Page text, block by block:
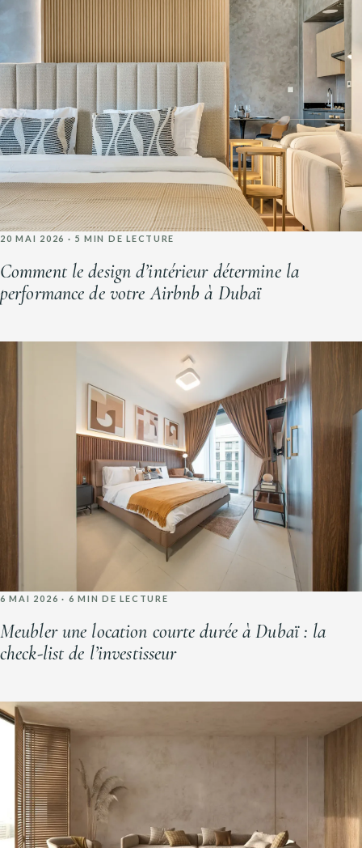
20 MAI 2026 · 5 MIN DE LECTURE
Comment le design d’intérieur détermine la
performance de votre Airbnb à Dubaï
6 MAI 2026 · 6 MIN DE LECTURE
Meubler une location courte durée à Dubaï : la
check-list de l’investisseur